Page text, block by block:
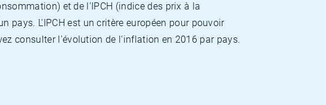
et de l'IPCH (indice des prix à la
pays. L'IPCH est un critère européen pour pouvoir
consulter l'évolution de l'inflation en 2016 par pays.